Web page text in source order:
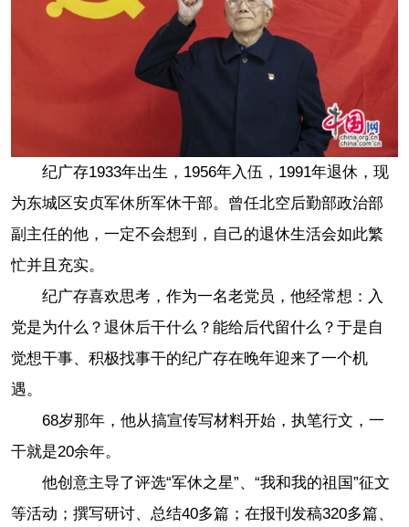
纪广存1933年出生，1956年入伍，1991年退休，现
为东城区安贞军休所军休干部。曾任北空后勤部政治部
副主任的他，一定不会想到，自己的退休生活会如此繁
忙并且充实。
纪广存喜欢思考，作为一名老党员，他经常想：入
党是为什么？退休后干什么？能给后代留什么？于是自
觉想干事、积极找事干的纪广存在晚年迎来了一个机
遇。
68岁那年，他从搞宣传写材料开始，执笔行文，一
干就是20余年。
他创意主导了评选“军休之星”、“我和我的祖国”征文
等活动；撰写研讨、总结40多篇；在报刊发稿320多篇、